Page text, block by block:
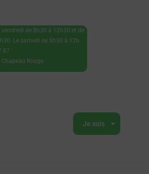
vendredi de 8h30 à 12h30 et de
Le samedi de 8h30 à 12h.
87
Rouge
Je suis